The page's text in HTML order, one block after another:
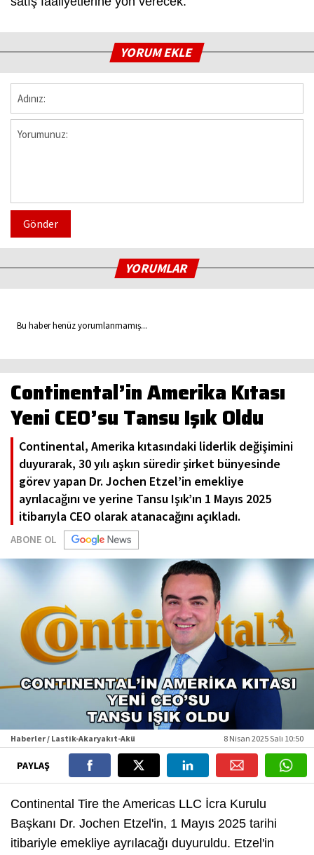
YORUM EKLE
Gönder
YORUMLAR
Bu haber henüz yorumlanmamış...
Continental’in Amerika Kıtası
Yeni CEO’su Tansu Işık Oldu
Continental, Amerika kıtasındaki liderlik değişimini
duyurarak, 30 yılı aşkın süredir şirket bünyesinde
görev yapan Dr. Jochen Etzel’in emekliye
ayrılacağını ve yerine Tansu Işık’ın 1 Mayıs 2025
itibarıyla CEO olarak atanacağını açıkladı.
ABONE OL
Haberler / Lastik-Akaryakıt-Akü 8 Nisan 2025 Salı 10:50
PAYLAŞ
Continental Tire the Americas LLC İcra Kurulu
Başkanı Dr. Jochen Etzel'in, 1 Mayıs 2025 tarihi
itibariyle emekliye ayrılacağı duyuruldu. Etzel'in